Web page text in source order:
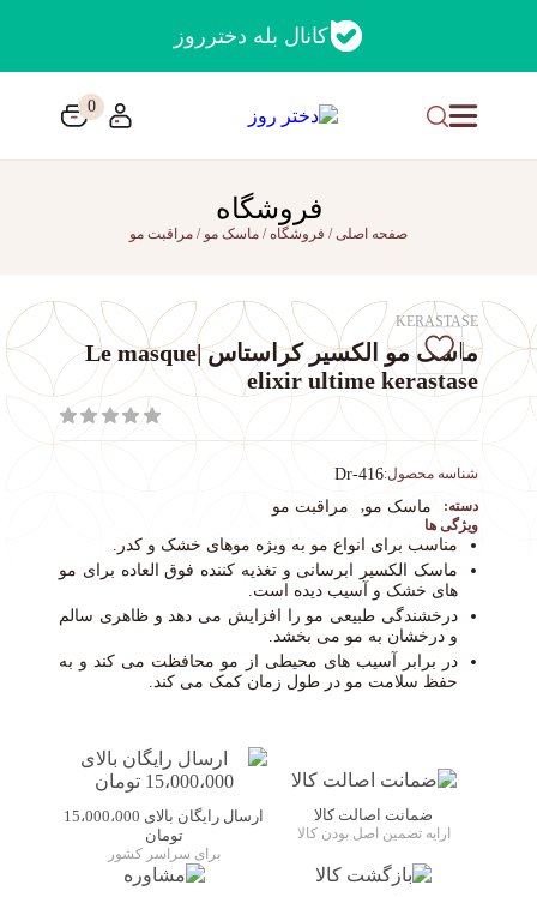
کانال بله دخترروز
0
فروشگاه
صفحه اصلی/ فروشگاه/ ماسک مو / مراقبت مو
KERASTASE
ماسک مو الکسیر کراستاس |Le masque
elixir ultime kerastase
شناسه محصول:Dr-416
دسته: ماسک مو, مراقبت مو
ویژگی ها
مناسب برای انواع مو به ویژه موهای خشک و کدر.
ماسک الکسیر ابرسانی و تغذیه کننده فوق العاده برای مو
های خشک و آسیب دیده است.
درخشندگی طبیعی مو را افزایش می دهد و ظاهری سالم
و درخشان به مو می بخشد.
در برابر آسیب های محیطی از مو محافظت می کند و به
حفظ سلامت مو در طول زمان کمک می کند.
ضمانت اصالت کالا
ارایه تضمین اصل بودن کالا
ارسال رایگان بالای 15،000،000
تومان
برای سراسر کشور